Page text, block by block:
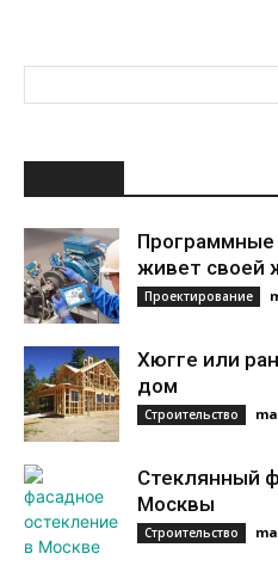
Программные
живет своей
Проектирование
Хюгге или
дом
Строительство
Стеклянный
Москвы
Строительство